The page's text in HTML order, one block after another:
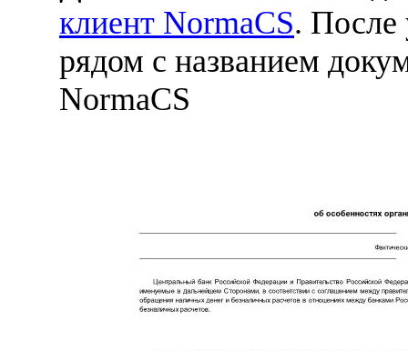
клиент NormaCS. После
рядом с названием
NormaCS